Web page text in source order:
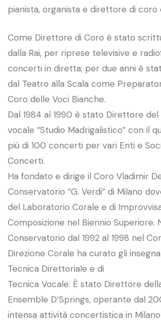
pianista, organista e direttore di coro
Come Direttore di Coro è stato
dalla Rai, per riprese televisive e
concerti in diretta; per due anni è
dal Teatro alla Scala come
Coro delle Voci Bianche.
Dal 1984 al 1990 è stato Direttore
vocale “Studio Madrigalistico” con il
più di 100 concerti per vari Enti e
Concerti.
Ha fondato e dirige il Coro Vladimir
Conservatorio “G. Verdi” di Milano
del Laboratorio Corale e di
Composizione nel Biennio Superiore.
Conservatorio dal 1992 al 1998 nel
Direzione Corale ha curato gli
Tecnica Direttoriale e di
Tecnica Vocale. È stato Direttore
Ensemble D’Springs, operante dal
intensa attività concertistica in